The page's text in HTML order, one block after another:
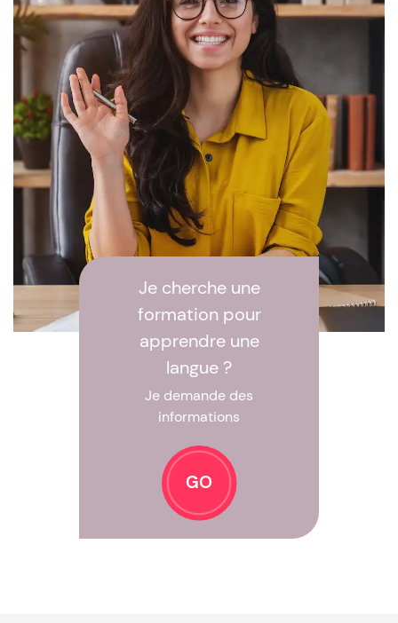
Je cherche une
formation pour
apprendre une
langue ?
Je demande des
informations
GO